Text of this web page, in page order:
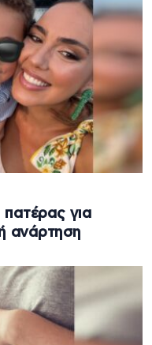
πατέρας για
ανάρτηση